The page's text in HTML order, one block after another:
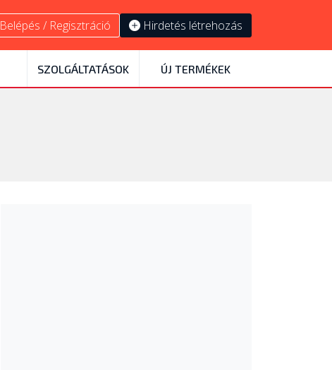
Belépés / Regisztráció Hirdetés létrehozás
SZOLGÁLTATÁSOK ÚJ TERMÉKEK